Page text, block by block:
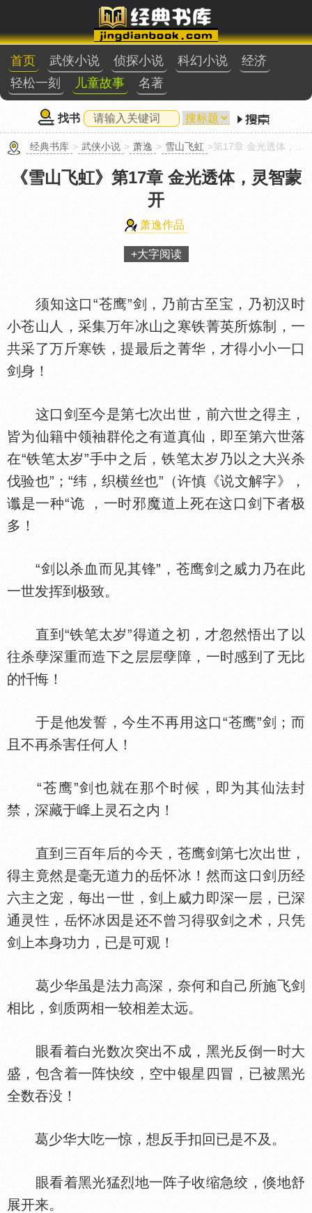
首页 武侠小说 侦探小说 科幻小说
经济
轻松一刻
儿童故事 名著
找书
经典书库 > 武侠小说 > 萧逸 > 雪山飞虹 >第17章 金光透体，灵智蒙开
《雪山飞虹》 第17章 金光透体，灵智蒙
开
萧逸作品
+大字阅读
须知这口“苍鹰”剑，乃前古至宝，乃初汉时
小苍山人，采集万年冰山之寒铁菁英所炼制，一
共采了万斤寒铁，提最后之菁华，才得小小一口
剑身！
这口剑至今是第七次出世，前六世之得主，
皆为仙籍中领袖群伦之有道真仙，即至第六世落
在“铁笔太岁”手中之后，铁笔太岁乃以之大兴杀
伐验也”；“纬，织横丝也”（许慎《说文解字》，
谶是一种“诡 ，一时邪魔道上死在这口剑下者极
多！
“剑以杀血而见其锋”，苍鹰剑之威力乃在此
一世发挥到极致。
直到“铁笔太岁”得道之初，才忽然悟出了以
往杀孽深重而造下之层层孽障，一时感到了无比
的忏悔！
于是他发誓，今生不再用这口“苍鹰”剑；而
且不再杀害任何人！
“苍鹰”剑也就在那个时候，即为其仙法封
禁，深藏于
上灵石之内！
直到三百年后的今天，苍鹰剑第七次出世，
得主竟然是毫无道力的岳怀冰！然而这口剑历经
六主之宠，每出一世，剑上威力即深一层，已深
通灵
，岳怀冰因是还不曾习得驭剑之术，只凭
剑上本身功力，已是可观！
葛少华虽是法力高深，奈何和自己所施飞剑
相比，剑质两相一较相差太远。
眼看着白光数次突出不成，黑光反倒一时大
盛，包含着一阵快绞，空中银星四冒，已被黑光
全数吞没！
葛少华大吃一惊，想反手扣回已是不及。
眼看着黑光猛烈地一阵子收缩急绞，倏地舒
展开来。